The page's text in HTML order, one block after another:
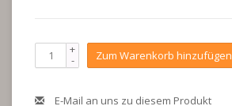
+
- Zum Warenkorb hinzufügen
E-Mail an uns zu diesem Produkt